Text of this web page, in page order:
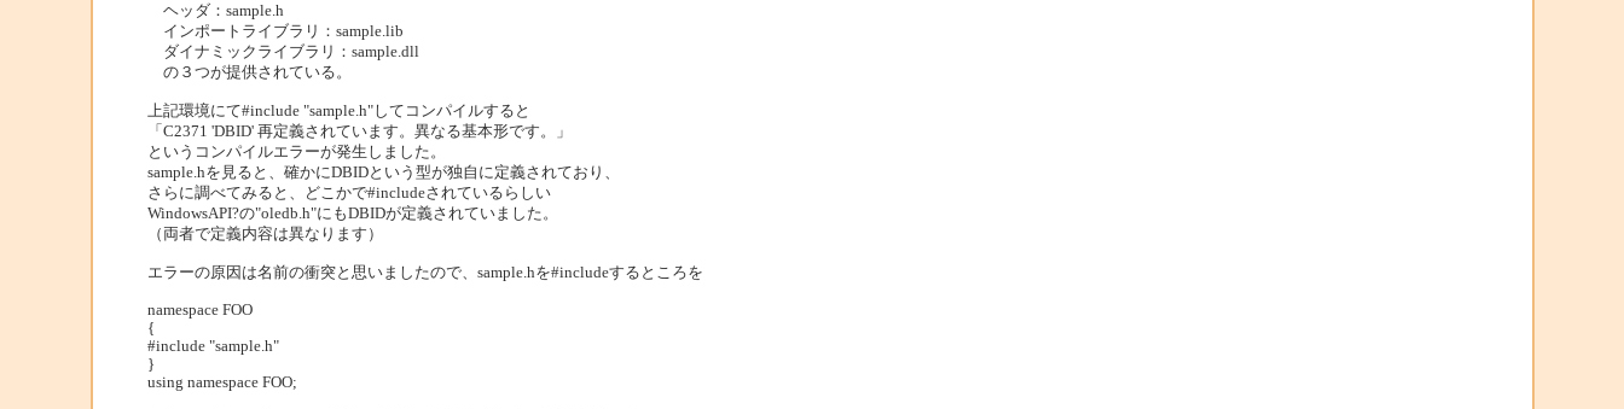
ヘッダ：sample.h
インポートライブラリ：sample.lib
ダイナミックライブラリ：sample.dll
の３つが提供されている。
上記環境にて#include "sample.h"してコンパイルすると
「C2371 'DBID' 再定義されています。異なる基本形です。」
というコンパイルエラーが発生しました。
sample.hを見ると、確かにDBIDという型が独自に定義されており、
さらに調べてみると、どこかで#includeされているらしい
WindowsAPI?の"oledb.h"にもDBIDが定義されていました。
（両者で定義内容は異なります）
エラーの原因は名前の衝突と思いましたので、sample.hを#includeするところを
namespace FOO
{
#include "sample.h"
}
using namespace FOO;